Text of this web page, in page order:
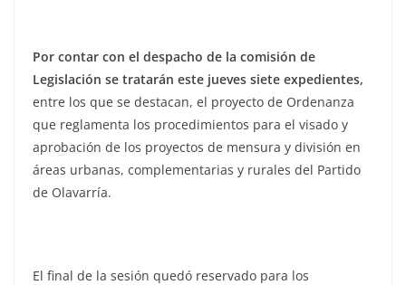
Por contar con el despacho de la comisión de
Legislación se tratarán este jueves siete expedientes,
entre los que se destacan, el proyecto de Ordenanza
que reglamenta los procedimientos para el visado y
aprobación de los proyectos de mensura y división en
áreas urbanas, complementarias y rurales del Partido
de Olavarría.
El final de la sesión quedó reservado para los